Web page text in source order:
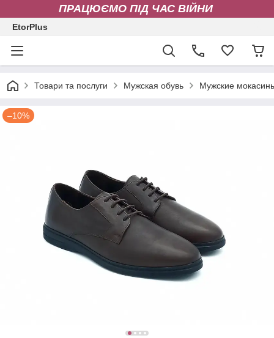
ПРАЦЮЄМО ПІД ЧАС ВІЙНИ
EtorPlus
Товари та послуги Мужская обувь Мужские
–10%